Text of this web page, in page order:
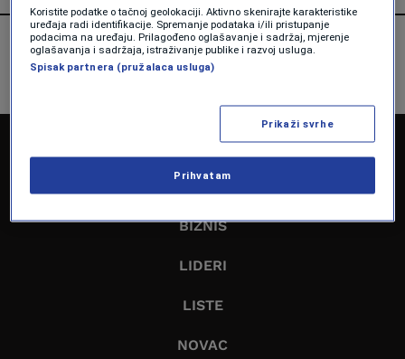
NASLOVNA
BIZNIS
LIDERI
LISTE
NOVAC
Koristite podatke o tačnoj geolokaciji. Aktivno skenirajte karakteristike
uređaja radi identifikacije. Spremanje podataka i/ili pristupanje
podacima na uređaju. Prilagođeno oglašavanje i sadržaj, mjerenje
oglašavanja i sadržaja, istraživanje publike i razvoj usluga.
Spisak partnera (pružalaca usluga)
Prikaži svrhe
Prihvatam